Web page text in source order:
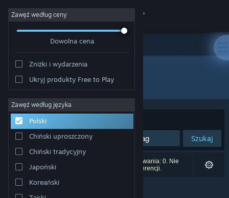
Zaloguj się
Społeczność
Informacje
Wsparcie
Zmień język
Pobierz aplikację mobilną Steam
Zawęź według ceny
Dowolna cena
Zniżki i wydarzenia
Ukryj produkty Free to Play
Zawęź według języka
Polski
Chiński uproszczony
Chiński tradycyjny
Japoński
Koreański
Producent: Winning Streak Games GmbH
Sortuj według:
Szukaj
Liczba wyników pasujących do twojego wyszukiwania: 0. Nie
uwzględniono 1 tytułu na podstawie twoich preferencji.